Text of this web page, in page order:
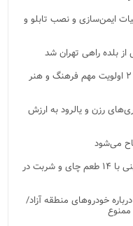
ایمن‌سازی و نصب تابلو و
توسعه باغ هنر و برگزاری رویدادهای ملی ۲ اولویت مهم فرهنگ و هنر
رزن و یالرود به ارزش
می‌شود
پذیرایی متفاوت و باشکوه از عزاداران حسینی با ۱۴ طعم چای و شربت در
خودروهای منطقه آزاد/
ممنوع